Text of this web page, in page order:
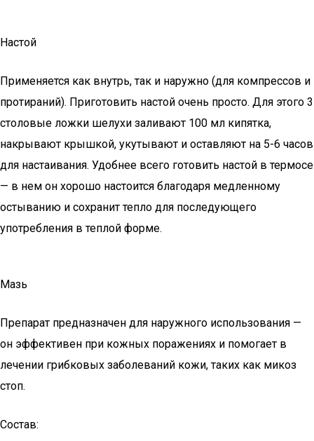
Настой
Применяется как внутрь, так и наружно (для компрессов и
протираний). Приготовить настой очень просто. Для этого 3
столовые ложки шелухи заливают 100 мл кипятка,
накрывают крышкой, укутывают и оставляют на 5-6 часов
для настаивания. Удобнее всего готовить настой в термосе
— в нем он хорошо настоится благодаря медленному
остыванию и сохранит тепло для последующего
употребления в теплой форме.
Мазь
Препарат предназначен для наружного использования —
он эффективен при кожных поражениях и помогает в
лечении грибковых заболеваний кожи, таких как микоз
стоп.
Состав: